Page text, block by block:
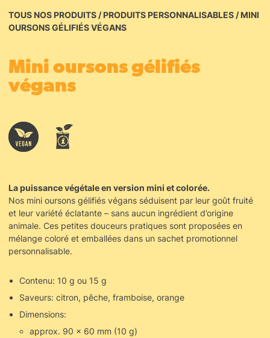
TOUS NOS PRODUITS /PRODUITS PERSONNALISABLES /MINI
OURSONS GÉLIFIÉS VÉGANS
Mini oursons gélifiés
végans
La puissance végétale en version mini et colorée.
Nos mini oursons gélifiés végans séduisent par leur goût fruité
et leur variété éclatante – sans aucun ingrédient d’origine
animale. Ces petites douceurs pratiques sont proposées en
mélange coloré et emballées dans un sachet promotionnel
personnalisable.
Contenu: 10 g ou 15 g
Saveurs: citron, pêche, framboise, orange
Dimensions:
approx. 90 x 60 mm (10 g)